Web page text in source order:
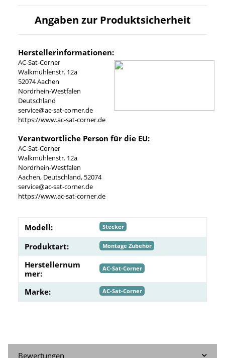
Angaben zur Produktsicherheit
Herstellerinformationen:
AC-Sat-Corner
Walkmühlenstr. 12a
52074 Aachen
Nordrhein-Westfalen
Deutschland
service@ac-sat-corner.de
https://www.ac-sat-corner.de
Verantwortliche Person für die EU:
AC-Sat-Corner
Walkmühlenstr. 12a
Nordrhein-Westfalen
Aachen, Deutschland, 52074
service@ac-sat-corner.de
https://www.ac-sat-corner.de
Modell: Stecker
Produktart: Montage Zubehör
Herstellernum
mer:
AC-Sat-Corner
Marke: AC-Sat-Corner
Bewertungen